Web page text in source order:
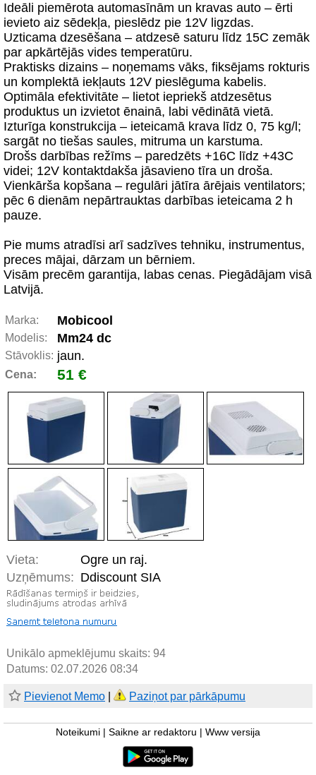
Ideāli piemērota automasīnām un kravas auto – ērti
ievieto aiz sēdekļa, pieslēdz pie 12V ligzdas.
Uzticama dzesēšana – atdzesē saturu līdz 15C zemāk
par apkārtējās vides temperatūru.
Praktisks dizains – noņemams vāks, fiksējams rokturis
un komplektā iekļauts 12V pieslēguma kabelis.
Optimāla efektivitāte – lietot iepriekš atdzesētus
produktus un izvietot ēnainā, labi vēdinātā vietā.
Izturīga konstrukcija – ieteicamā krava līdz 0, 75 kg/l;
sargāt no tiešas saules, mitruma un karstuma.
Drošs darbības režīms – paredzēts +16C līdz +43C
videi; 12V kontaktdakša jāsavieno tīra un droša.
Vienkārša kopšana – regulāri jātīra ārējais ventilators;
pēc 6 dienām nepārtrauktas darbības ieteicama 2 h
pauze.
Pie mums atradīsi arī sadzīves tehniku, instrumentus,
preces mājai, dārzam un bērniem.
Visām precēm garantija, labas cenas. Piegādājam visā
Latvijā.
Marka: Mobicool
Modelis: Mm24 dc
Stāvoklis: jaun.
Cena: 51 €
Vieta:
Ogre un raj.
Uzņēmums: Ddiscount SIA
Unikālo apmeklējumu skaits: 94
Datums: 02.07.2026 08:34
Pievienot Memo Paziņot par pārkāpumu
Noteikumi Saikne ar redaktoru Www versija